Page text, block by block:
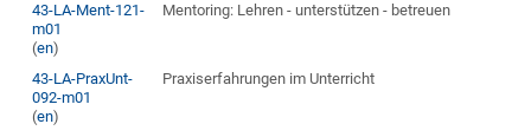
43-LA-Ment-121-
m01
(en)
Mentoring: Lehren - unterstützen - betreuen
43-LA-PraxUnt-
092-m01
(en)
Praxiserfahrungen im Unterricht